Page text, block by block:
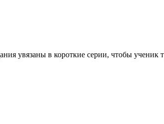
увязаны в короткие серии, чтобы ученик